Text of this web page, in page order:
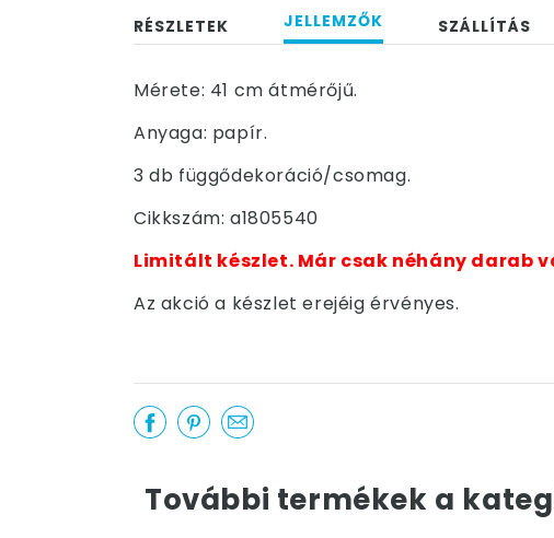
RÉSZLETEK JELLEMZŐK SZÁLLÍTÁS
Mérete: 41 cm átmérőjű.
Anyaga: papír.
3 db függődekoráció/csomag.
Cikkszám: a1805540
Limitált készlet. Már csak néhány darab
Az akció a készlet erejéig érvényes.
További termékek a